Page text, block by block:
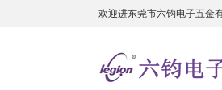
欢迎进东莞市六钧电子五金